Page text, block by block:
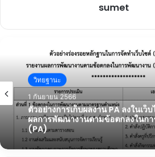
sumet
วิทยฐานะ
1 กันยายน 2566
ตัวอย่างการเก็บผลงาน PA ลงในเว็
ผลการพัฒนางานตามข้อตกลงในก
(PA)